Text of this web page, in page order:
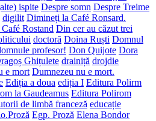
ispite Despre somn Despre Treime
digilit Dimineți la Café Ronsard.
Rostand Din cer au căzut trei
doctoră Doina Ruști Domnul
profesor! Don Quijote Dora
Ghițulete drainiță drojdie
e mort Dumnezeu nu e mort.
Ediția a doua ediția I Editura Polirm
la Gaudeamus Editura Polirom
de limbă franceză educație
Egp. Proză Elena Bondor